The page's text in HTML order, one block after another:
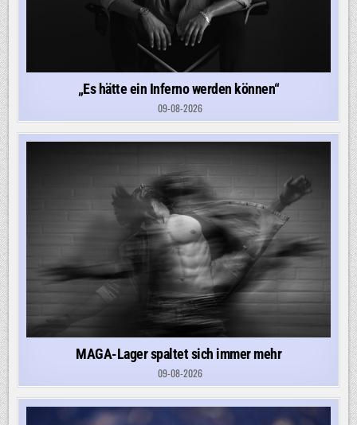
„Es hätte ein Inferno werden können“
09-08-2026
MAGA-Lager spaltet sich immer mehr
09-08-2026